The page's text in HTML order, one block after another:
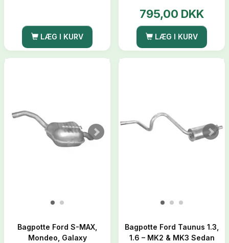
LÆG I KURV
795,00 DKK
LÆG I KURV
Bagpotte Ford S-MAX,
Mondeo, Galaxy
Bagpotte Ford Taunus 1.3,
1.6 – MK2 & MK3 Sedan